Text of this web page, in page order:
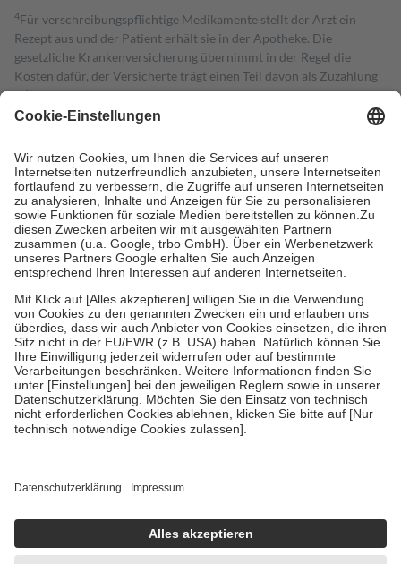
4Für verschreibungspflichtige Medikamente stellt der Arzt ein
Rezept aus und der Patient erhält sie in der Apotheke. Die
gesetzliche Krankenversicherung übernimmt in der Regel die
Kosten dafür, der Versicherte trägt einen Teil davon als Zuzahlung
mit.
Grundsätzlich leisten Mitglieder Zuzahlungen in Höhe von zehn
höchstens zehn Euro.
Es sind jedoch nie mehr als die tatsächlichen
Kosten der Leistung zu entrichten.
Diese Regeln gelten grundsätzlich auch für Online-Apotheken.
Bei Heilmitteln und häuslicher Krankenpflege beträgt die
Zuzahlung zehn Prozent der Kosten sowie zehn Euro je
Verordnung.
Um das Engagement der Versicherten für ihre eigene Gesundheit zu
stärken und die besondere Stellung der Familie zu unterstützen,
fallenkeine Zuzahlungenan bei:
• Kindern und Jugendlichen bis zum vollendeten 18. Lebensjahr
mit Ausnahme der Fahrkosten
• Untersuchungen zur Vorsorge und Früherkennung, die von der
GKV getragen werden
• empfohlenen Schutzimpfungen
• Harn- und Blutteststreifen
getroffen, um sicherzustellen, dass es sich um echte Bewertungen
https://help.etrusted.com/hc/de/articles/4419944605341
Einige Bilder und Inhalte wurden unter Zuhilfenahme künstlicher